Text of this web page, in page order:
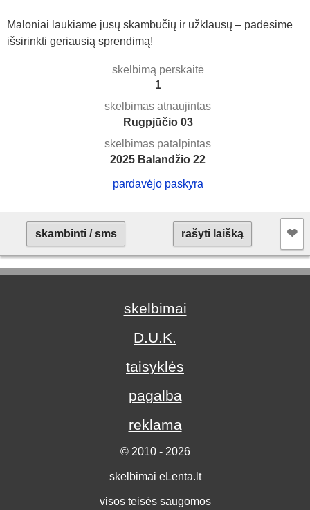
Maloniai laukiame jūsų skambučių ir užklausų – padėsime
išsirinkti geriausią sprendimą!
skelbimą perskaitė
1
skelbimas atnaujintas
Rugpjūčio 03
skelbimas patalpintas
2025 Balandžio 22
pardavėjo paskyra
skambinti / sms rašyti laišką ❤︎
skelbimai
D.U.K.
taisyklės
pagalba
reklama
© 2010 - 2026
skelbimai eLenta.lt
visos teisės saugomos